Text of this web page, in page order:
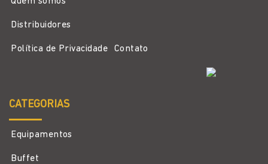
Distribuidores
Política de Privacidade Contato
CATEGORIAS
Equipamentos
Buffet